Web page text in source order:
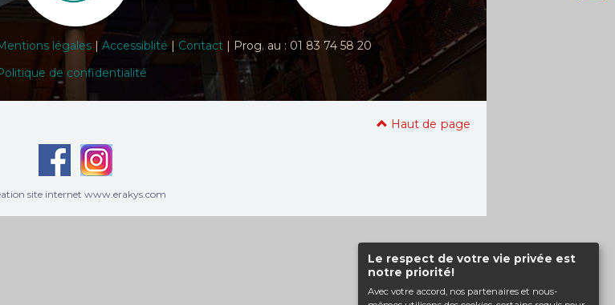
Le respect de votre vie privée est
notre priorité!
Avec votre accord, nos partenaires et nous-
légales | Accessiblité | Contact | Prog. au : 01 83 74 58 20
de confidentialité
Haut de page
site internet www.erakys.com